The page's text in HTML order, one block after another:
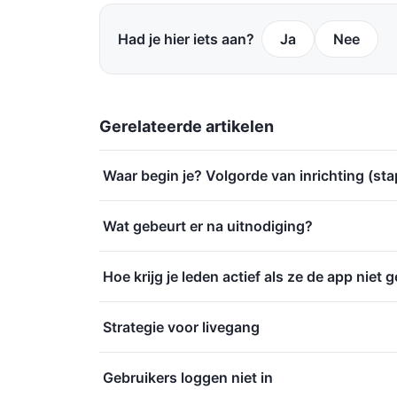
Had je hier iets aan? Ja Nee
Gerelateerde artikelen
Waar begin je? Volgorde van inrichting
Wat gebeurt er na uitnodiging?
Hoe krijg je leden actief als ze de app niet
Strategie voor livegang
Gebruikers loggen niet in